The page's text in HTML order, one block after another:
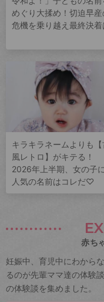
めぐり大揉め！切迫早産
危機を乗り越え最終決着
キラキラネームよりも【
風レトロ】がキテる！
2026年上半期、女の子
人気の名前はコレだ♡
赤ち
妊娠中、育児中にわから
るのが先輩ママ達の体験
の体験談を集めました。